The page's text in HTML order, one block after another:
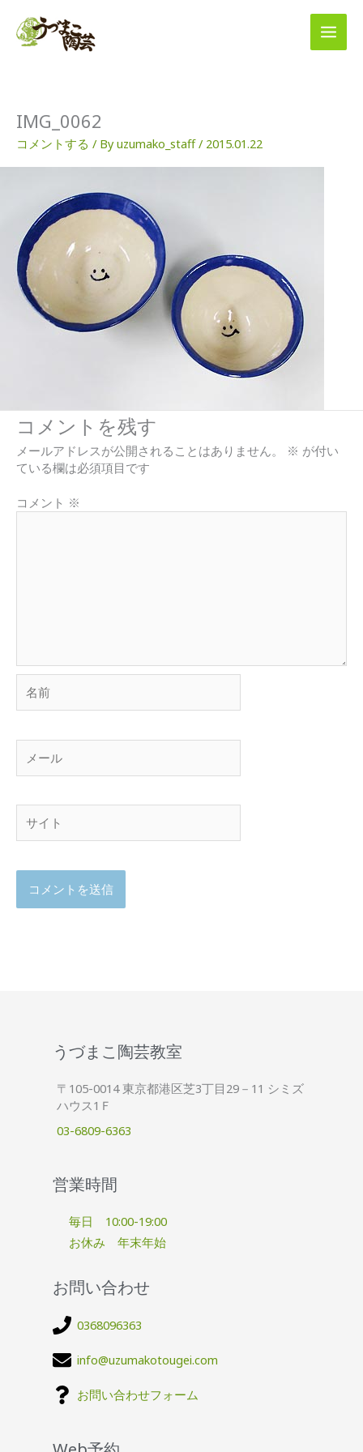
IMG_0062
コメントする / Byuzumako_staff/ 2015.01.22
コメントを残す
メールアドレスが公開されることはありません。 ※ が付い
ている欄は必須項目です
コメント ※
前
ー
ル
ト
うづまこ陶芸教室
〒105-0014 東京都港区芝3丁目29－11 シミズ
ハウス1Ｆ
03-6809-6363
営業時間
毎日 10:00-19:00
お休み 年末年始
お問い合わせ
0368096363
info@uzumakotougei.com
お問い合わせフォーム